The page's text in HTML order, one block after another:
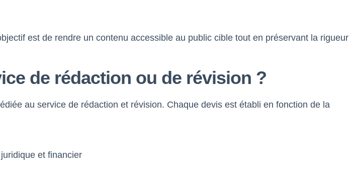
est de rendre un contenu accessible au public cible tout en préservant la rigueur
de rédaction ou de révision ?
au service de rédaction et révision. Chaque devis est établi en fonction de la